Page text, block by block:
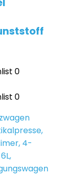
0
0